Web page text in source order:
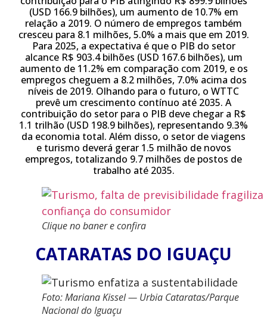
(USD 166.9 bilhões), um aumento de 10.7% em
relação a 2019. O número de empregos também
cresceu para 8.1 milhões, 5.0% a mais que em 2019.
Para 2025, a expectativa é que o PIB do setor
alcance R$ 903.4 bilhões (USD 167.6 bilhões), um
aumento de 11.2% em comparação com 2019, e os
empregos cheguem a 8.2 milhões, 7.0% acima dos
níveis de 2019. Olhando para o futuro, o WTTC
prevê um crescimento contínuo até 2035. A
contribuição do setor para o PIB deve chegar a R$
1.1 trilhão (USD 198.9 bilhões), representando 9.3%
da economia total. Além disso, o setor de viagens
e turismo deverá gerar 1.5 milhão de novos
empregos, totalizando 9.7 milhões de postos de
trabalho até 2035.
Clique no baner e confira
CATARATAS DO IGUAÇU
Foto: Mariana Kissel — Urbia Cataratas/Parque
Nacional do Iguaçu